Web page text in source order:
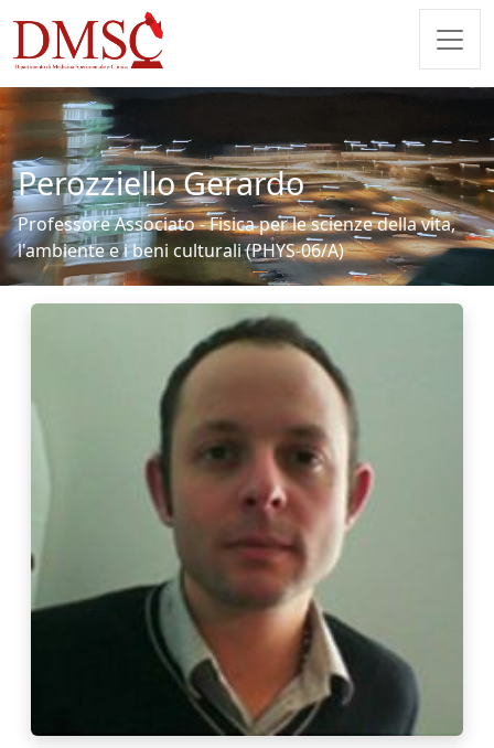
Perozziello Gerardo
Professore Associato - Fisica per le scienze della vita,
l'ambiente e i beni culturali (PHYS-06/A)